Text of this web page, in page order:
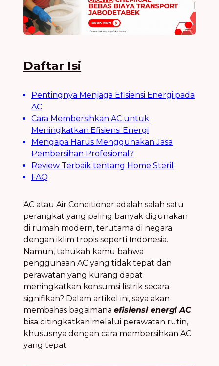
Daftar Isi
Pentingnya Menjaga Efisiensi Energi pada
AC
Cara Membersihkan AC untuk
Meningkatkan Efisiensi Energi
Mengapa Harus Menggunakan Jasa
Pembersihan Profesional?
Review Terbaik tentang Home Steril
FAQ
AC atau Air Conditioner adalah salah satu
perangkat yang paling banyak digunakan
di rumah modern, terutama di negara
dengan iklim tropis seperti Indonesia.
Namun, tahukah kamu bahwa
penggunaan AC yang tidak tepat dan
perawatan yang kurang dapat
meningkatkan konsumsi listrik secara
signifikan? Dalam artikel ini, saya akan
membahas bagaimana efisiensi energi AC
bisa ditingkatkan melalui perawatan rutin,
khususnya dengan cara membersihkan AC
yang tepat.